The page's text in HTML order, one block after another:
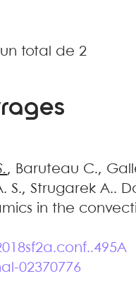
un total de 2
, Baruteau C.,
S.,Strugarek A..
in the
02370776